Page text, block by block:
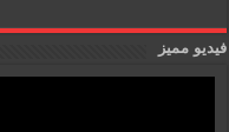
فيديو مميز